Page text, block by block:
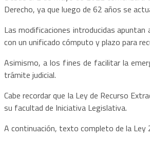
Derecho, ya que luego de 62 años se
Las modificaciones introducidas
con un unificado cómputo y plazo para
Asimismo, a los fines de facilitar la
trámite judicial.
Cabe recordar que la Ley de Recurso
su facultad de Iniciativa Legislativa.
A continuación, texto completo de la Ley